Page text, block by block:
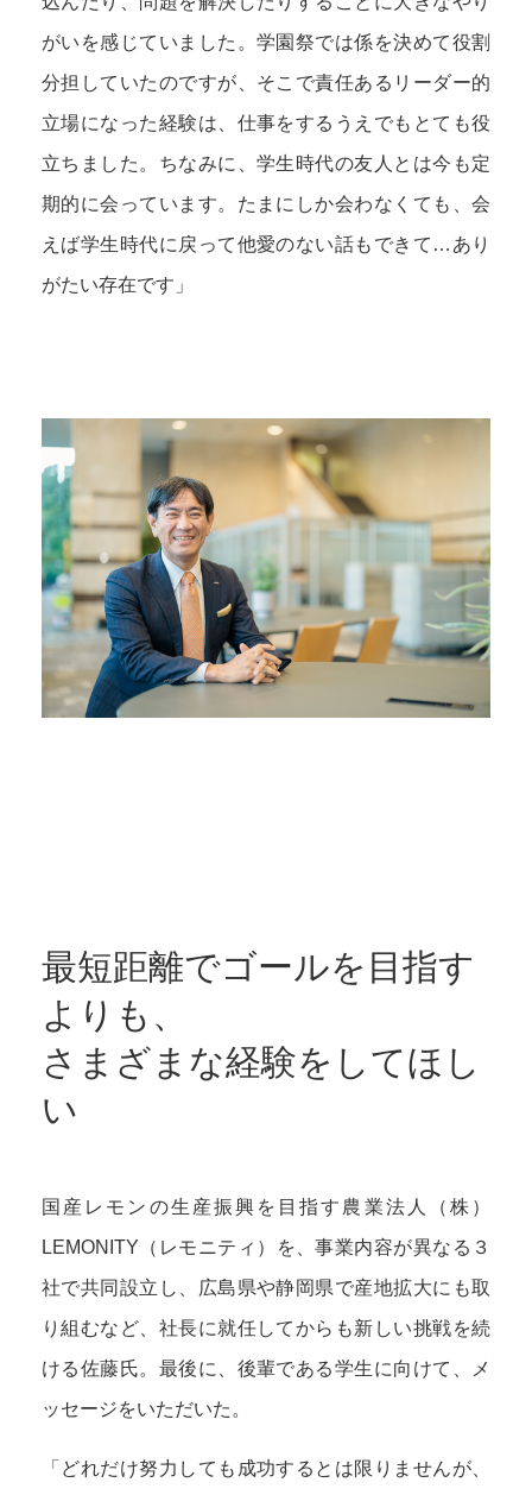
がいを感じていました。学園祭では係を決めて役割
分担していたのですが、そこで責任あるリーダー的
立場になった経験は、仕事をするうえでもとても役
立ちました。ちなみに、学生時代の友人とは今も定
期的に会っています。たまにしか会わなくても、会
えば学生時代に戻って他愛のない話もできて…あり
がたい存在です」
最短距離でゴールを目指す
よりも、
さまざまな経験をしてほし
い
国産レモンの生産振興を目指す農業法人（株）
LEMONITY（レモニティ）を、事業内容が異なる３
社で共同設立し、広島県や静岡県で産地拡大にも取
り組むなど、社長に就任してからも新しい挑戦を続
ける佐藤氏。最後に、後輩である学生に向けて、メ
ッセージをいただいた。
「どれだけ努力しても成功するとは限りませんが、